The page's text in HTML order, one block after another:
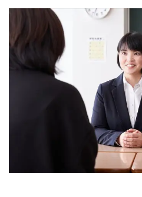
お電話による
087-
Webからのお